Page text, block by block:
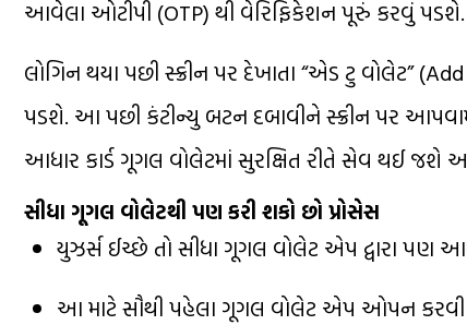
આવેલા ઓટીપી (OTP) થી વેરિફિકેશન પૂરું કરવું પડશે.
લોગિન થયા પછી સ્ક્રીન પર દેખાતા “એડ ટુ
પડશે. આ પછી કંટીન્યુ બટન દબાવીને સ્ક્રીન પર
આધાર કાર્ડ ગૂગલ વોલેટમાં સુરક્ષિત રીતે સેવ થઈ જશે
સીધા ગૂગલ વોલેટથી પણ કરી શકો છો પ્રોસેસ
યુઝર્સ ઈચ્છે તો સીધા ગૂગલ વોલેટ એપ દ્વારા પણ
આ માટે સૌથી પહેલા ગૂગલ વોલેટ એપ ઓપન